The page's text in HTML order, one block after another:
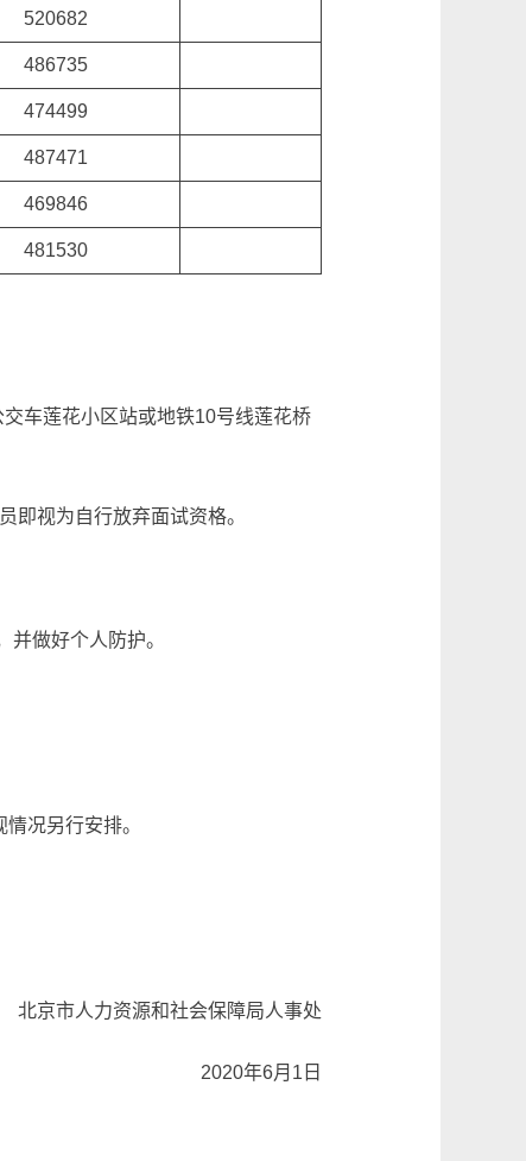
520682
486735
474499
487471
469846
481530
车莲花小区站或地铁10号线莲花桥
即视为自行放弃面试资格。
做好个人防护。
况另行安排。
北京市人力资源和社会保障局人事处
2020年6月1日